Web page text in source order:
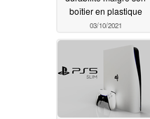
boîtier en plastique
03/10/2021